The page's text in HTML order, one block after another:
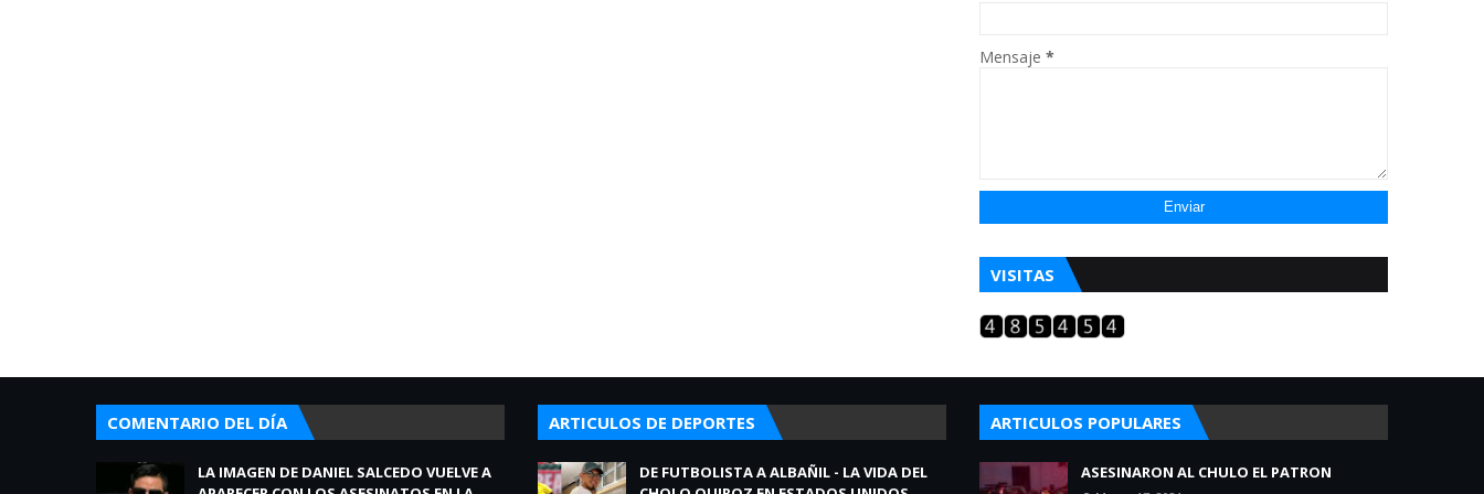
Mensaje *
VISITAS
COMENTARIO DEL DÍA
LA IMAGEN DE DANIEL SALCEDO VUELVE A
ARTICULOS DE DEPORTES
DE FUTBOLISTA A ALBAÑIL - LA VIDA DEL
ARTICULOS POPULARES
ASESINARON AL CHULO EL PATRON